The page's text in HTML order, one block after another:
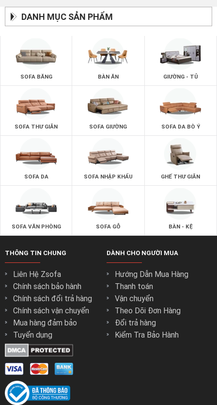
DANH MỤC SẢN PHẨM
SOFA BĂNG BÀN ĂN GIƯỜNG - TỦ
SOFA THƯ GIÃN SOFA GIƯỜNG SOFA DA BÒ Ý
SOFA DA SOFA NHẬP KHẨU GHẾ THƯ GIÃN
SOFA VĂN PHÒNG SOFA GỖ BÀN - KỆ
THÔNG TIN CHUNG
Liên Hệ Zsofa
Chính sách bảo hành
Chính sách đổi trả hàng
Chính sách vận chuyển
Mua hàng đảm bảo
Tuyển dụng
DÀNH CHO NGƯỜI MUA
Hướng Dẫn Mua Hàng
Thanh toán
Vận chuyển
Theo Dõi Đơn Hàng
Đổi trả hàng
Kiểm Tra Bảo Hành